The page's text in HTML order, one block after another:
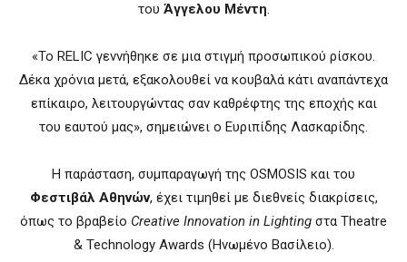
του Άγγελου Μέντη.
«Το RELIC γεννήθηκε σε μια στιγμή προσωπικού ρίσκου.
Δέκα χρόνια μετά, εξακολουθεί να κουβαλά κάτι αναπάντεχα
επίκαιρο, λειτουργώντας σαν καθρέφτης της εποχής και
του εαυτού μας», σημειώνει ο Ευριπίδης Λασκαρίδης.
Η παράσταση, συμπαραγωγή της OSMOSIS και του
Φεστιβάλ Αθηνών, έχει τιμηθεί με διεθνείς διακρίσεις,
όπως το βραβείο Creative Innovation in Lighting στα Theatre
& Technology Awards (Ηνωμένο Βασίλειο).